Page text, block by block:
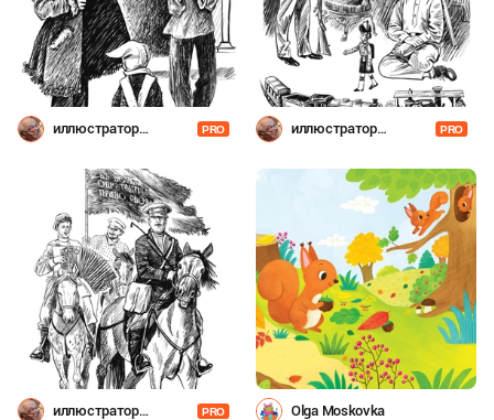
иллюстратор
PRO
иллюстратор
PRO
иллюстратор
PRO Olga Moskovka